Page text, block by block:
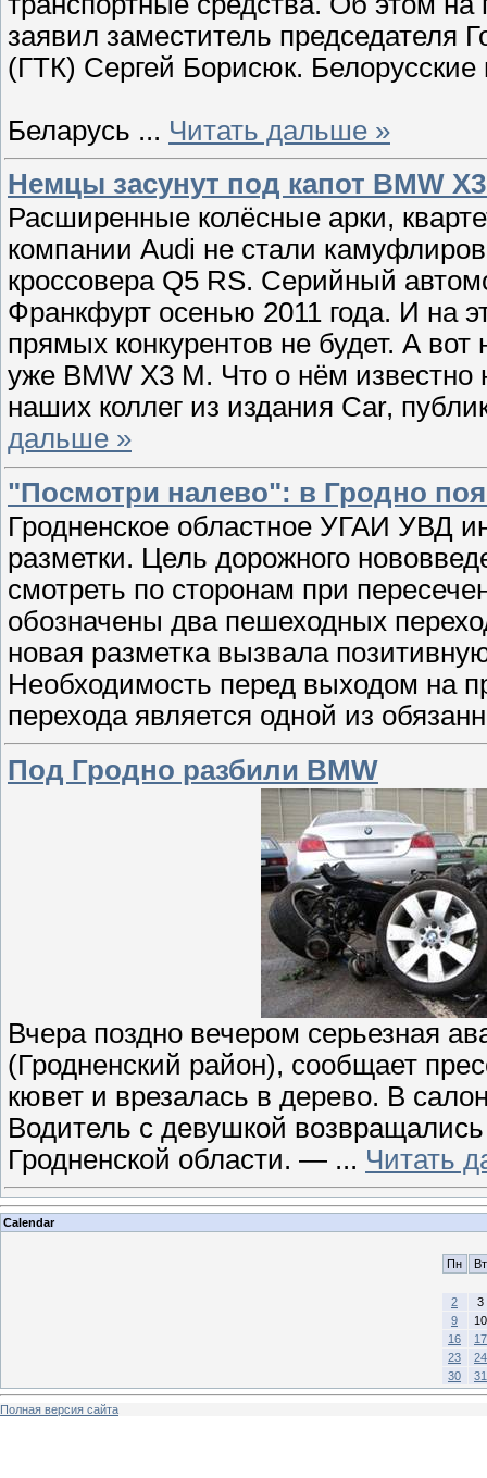
заявил заместитель председателя
(ГТК) Сергей Борисюк. Белорусские
Беларусь ... Читать дальше »
Немцы засунут под капот BMW
Расширенные колёсные арки,
компании Audi не стали
кроссовера Q5 RS. Серийный
Франкфурт осенью 2011 года. И на
прямых конкурентов не будет. А
уже BMW X3 M. Что о нём
наших коллег из издания Car,
дальше »
"Посмотри налево": в Гродно
Гродненское областное УГАИ УВД
разметки. Цель дорожного
смотреть по сторонам при
обозначены два пешеходных
новая разметка вызвала
Необходимость перед выходом на
перехода является одной из
Под Гродно разбили BMW
Вчера поздно вечером серьезная
(Гродненский район), сообщает
кювет и врезалась в дерево. В
Водитель с девушкой
Гродненской области. — ... Читать
Calendar
Пн Вт
2
3
9
10
16
17
23
24
30
31
Полная версия сайта